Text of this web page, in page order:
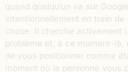
quand quelqu’un va sur
intentionnellement en train
chose. Il cherche activement
problème et, à ce moment-là,
de vous positionner comme
moment où la personne vous